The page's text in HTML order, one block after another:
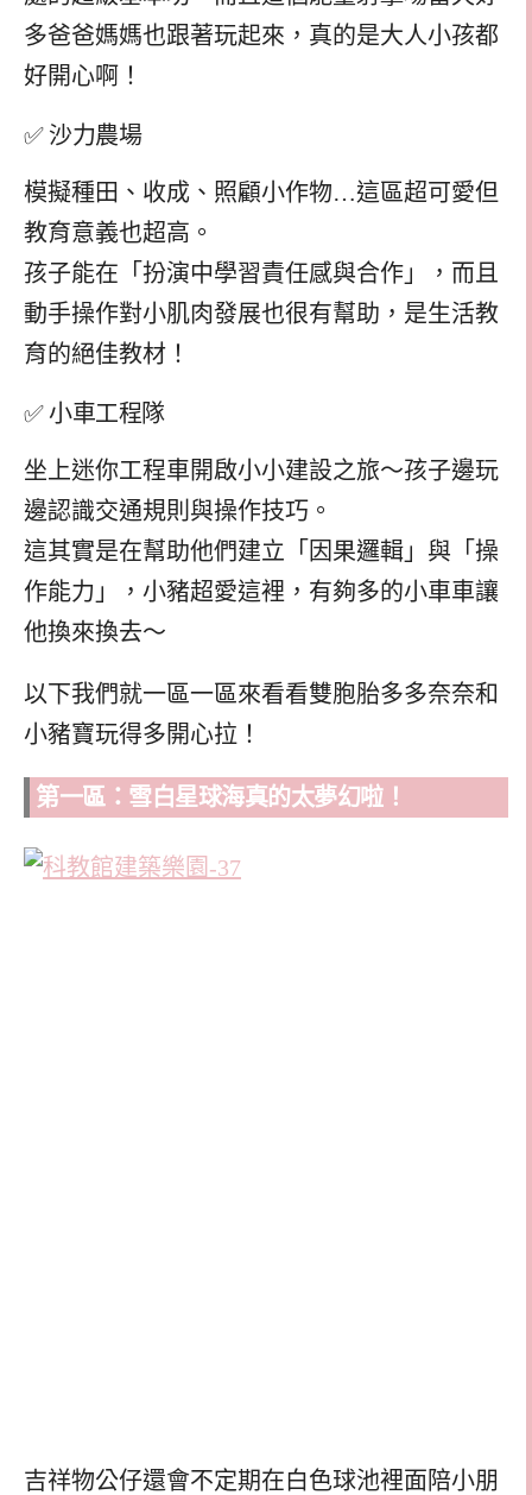
多爸爸媽媽也跟著玩起來，真的是大人小孩都
好開心啊！
✅ 沙力農場
模擬種田、收成、照顧小作物…這區超可愛但
教育意義也超高。
孩子能在「扮演中學習責任感與合作」，而且
動手操作對小肌肉發展也很有幫助，是生活教
育的絕佳教材！
✅ 小車工程隊
坐上迷你工程車開啟小小建設之旅～孩子邊玩
邊認識交通規則與操作技巧。
這其實是在幫助他們建立「因果邏輯」與「操
作能力」，小豬超愛這裡，有夠多的小車車讓
他換來換去～
以下我們就一區一區來看看雙胞胎多多奈奈和
小豬寶玩得多開心拉！
第一區：雪白星球海真的太夢幻啦！
吉祥物公仔還會不定期在白色球池裡面陪小朋